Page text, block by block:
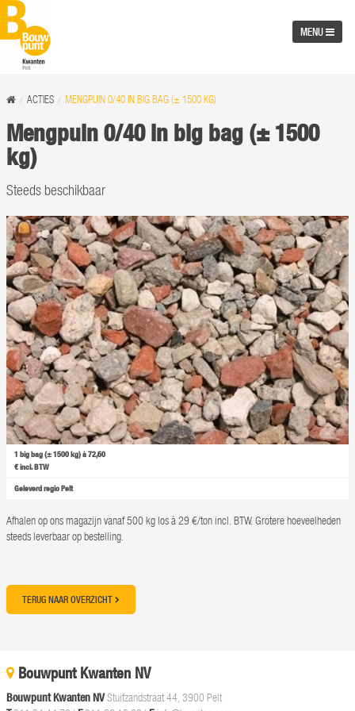
MENU
ACTIES MENGPUIN 0/40 IN BIG BAG (± 1500 KG)
Mengpuin 0/40 in big bag (± 1500
kg)
Steeds beschikbaar
1 big bag (± 1500 kg) à 72,60
€ incl. BTW
Geleverd regio Pelt
Afhalen op ons magazijn vanaf 500 kg los à 29 €/ton incl. BTW. Grotere hoeveelheden
steeds leverbaar op bestelling.
TERUG NAAR OVERZICHT
Bouwpunt Kwanten NV
Bouwpunt Kwanten NVStuifzandstraat 44, 3900 Pelt